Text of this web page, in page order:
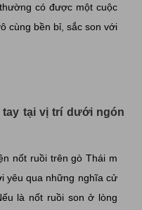
có được một cuộc
cùng bền bỉ, sắc son với
tay tại vị trí dưới ngón
nốt ruồi trên gò Thái m
yêu qua những nghĩa cử
là nốt ruồi son ở lòng